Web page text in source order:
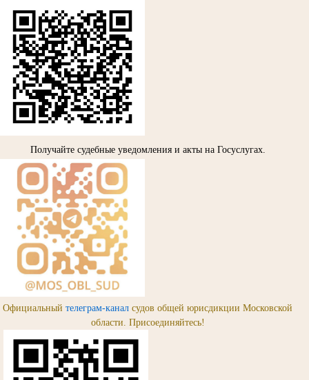
Получайте судебные уведомления и акты на Госуслугах.
Официальный телеграм-канал судов общей юрисдикции Московской
области. Присоединяйтесь!